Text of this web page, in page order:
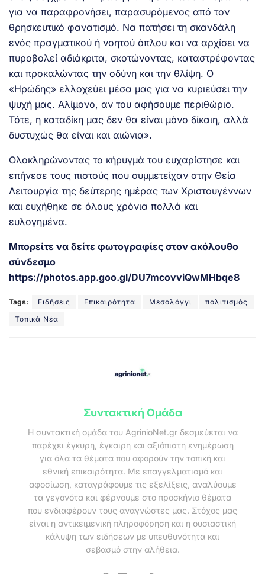
για να παραφρονήσει, παρασυρόμενος από τον
θρησκευτικό φανατισμό. Να πατήσει τη σκανδάλη
ενός πραγματικού ή νοητού όπλου και να αρχίσει να
πυροβολεί αδιάκριτα, σκοτώνοντας, καταστρέφοντας
και προκαλώντας την οδύνη και την θλίψη. Ο
«Ηρώδης» ελλοχεύει μέσα μας για να κυριεύσει την
ψυχή μας. Αλίμονο, αν του αφήσουμε περιθώριο.
Τότε, η καταδίκη μας δεν θα είναι μόνο δίκαιη, αλλά
δυστυχώς θα είναι και αιώνια».
Ολοκληρώνοντας το κήρυγμά του ευχαρίστησε και
επήνεσε τους πιστούς που συμμετείχαν στην Θεία
Λειτουργία της δεύτερης ημέρας των Χριστουγέννων
και ευχήθηκε σε όλους χρόνια πολλά και
ευλογημένα.
Μπορείτε να δείτε φωτογραφίες στον ακόλουθο
σύνδεσμο
https://photos.app.goo.gl/DU7mcovviQwMHbqe8
Tags: Ειδήσεις Επικαιρότητα Μεσολόγγι
πολιτισμός
Τοπικά Νέα
Συντακτική Ομάδα
Η συντακτική ομάδα του AgrinioNet.gr δεσμεύεται να
παρέχει έγκυρη, έγκαιρη και αξιόπιστη ενημέρωση
για όλα τα θέματα που αφορούν την τοπική και
εθνική επικαιρότητα. Με επαγγελματισμό και
αφοσίωση, καταγράφουμε τις εξελίξεις, αναλύουμε
τα γεγονότα και φέρνουμε στο προσκήνιο θέματα
που ενδιαφέρουν τους αναγνώστες μας. Στόχος μας
είναι η αντικειμενική πληροφόρηση και η ουσιαστική
κάλυψη των ειδήσεων με υπευθυνότητα και
σεβασμό στην αλήθεια.